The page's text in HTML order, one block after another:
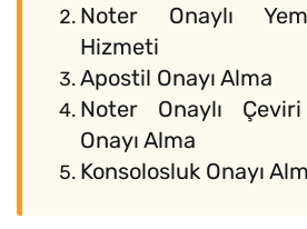
Noter Onaylı
Hizmeti
Apostil Onayı Alma
Noter Onaylı
Onayı Alma
Konsolosluk Onayı